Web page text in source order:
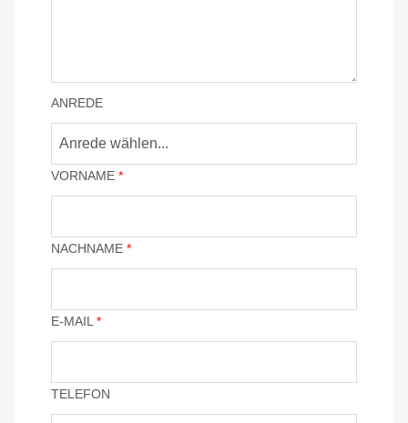
ANREDE
Anrede wählen...
VORNAME *
NACHNAME *
E-MAIL *
TELEFON